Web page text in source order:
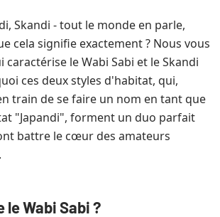
Skandi - tout le monde en parle,
cela signifie exactement ? Nous vous
caractérise le Wabi Sabi et le Skandi
ces deux styles d'habitat, qui,
train de se faire un nom en tant que
"Japandi", forment un duo parfait
battre le cœur des amateurs
le Wabi Sabi ?